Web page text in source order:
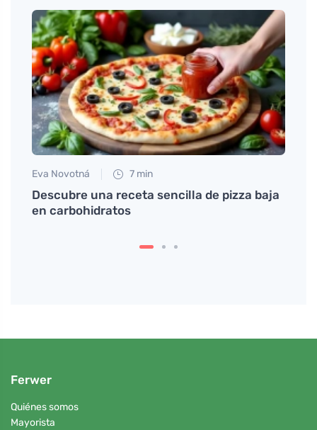
Eva Novotná 7 min
Descubre una receta sencilla de pizza baja
en carbohidratos
Ferwer
Quiénes somos
Mayorista